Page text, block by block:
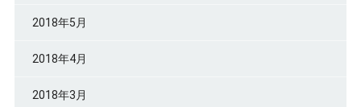
2018年5月
2018年4月
2018年3月